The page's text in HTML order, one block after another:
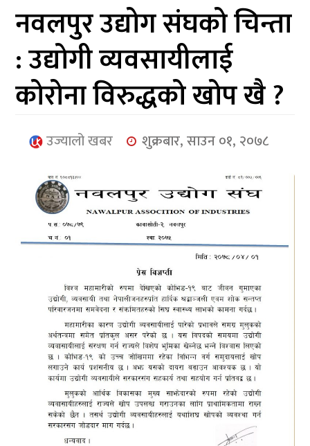
आर्थिक
मनोरञ्जन
खेलकुद
प्रबास
युनिकोड
नवलपुर उद्योग संघको चिन्ता
: उद्योगी व्यवसायीलाई
कोरोना विरुद्धको खोप खै ?
उज्यालो खबर शुक्रबार, साउन ०१, २०७८